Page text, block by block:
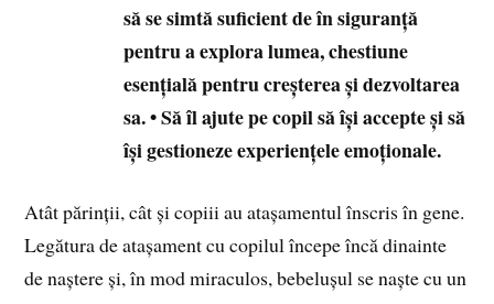
să se simtă suficient de în siguranță
pentru a explora lumea, chestiune
esențială pentru creșterea și dezvoltarea
sa.• Să îl ajute pe copil să își accepte și să
își gestioneze experiențele emoționale.
Atât părinții, cât și copiii au atașamentul înscris în gene.
Legătura de atașament cu copilul începe încă dinainte
de naștere și, în mod miraculos, bebelușul se naște cu un